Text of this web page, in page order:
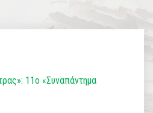
11ο «Συναπάντημα